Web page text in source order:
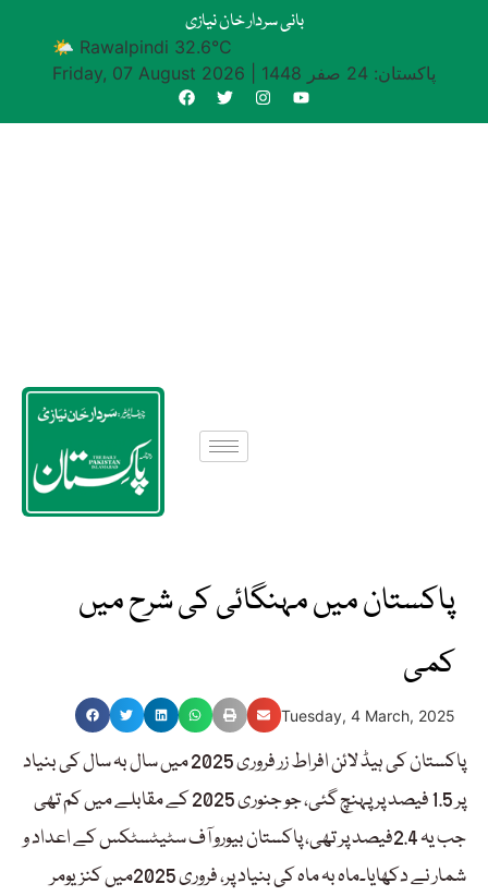
بانی سردار خان نیازی
🌤 Rawalpindi 32.6°C
Friday, 07 August 2026
پاکستان: 24 صفر 1448
پاکستان میں مہنگائی کی شرح میں
کمی
Tuesday, 4 March, 2025
پاکستان کی ہیڈ لائن افراط زر فروری 2025 میں سال بہ سال کی بنیاد
پر 1.5 فیصد پر پہنچ گئی، جو جنوری 2025 کے مقابلے میں کم تھی
جب یہ 2.4فیصد پر تھی، پاکستان بیورو آف سٹیٹسٹکس کے اعداد و
شمار نے دکھایا۔ماہ بہ ماہ کی بنیاد پر، فروری 2025میں کنزیومر